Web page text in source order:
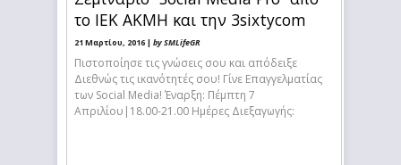
το ΙΕΚ ΑΚΜΗ και την 3sixtycom
21 Μαρτίου, 2016 | by SMLifeGR
Πιστοποίησε τις γνώσεις σου και απόδειξε
Διεθνώς τις ικανότητές σου! Γίνε Επαγγελματίας
των Social Media! Έναρξη: Πέμπτη 7
Απριλίου|18.00-21.00 Ημέρες Διεξαγωγής: